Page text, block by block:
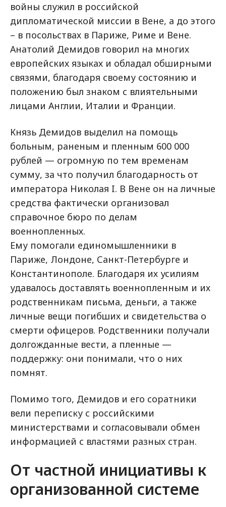
войны служил в российской
дипломатической миссии в Вене, а до этого
– в посольствах в Париже, Риме и Вене.
Анатолий Демидов говорил на многих
европейских языках и обладал обширными
связями, благодаря своему состоянию и
положению был знаком с влиятельными
лицами Англии, Италии и Франции.
Князь Демидов выделил на помощь
больным, раненым и пленным 600 000
рублей — огромную по тем временам
сумму, за что получил благодарность от
императора Николая I. В Вене он на личные
средства фактически организовал
справочное бюро по делам
военнопленных.
Ему помогали единомышленники в
Париже, Лондоне, Санкт-Петербурге и
Константинополе. Благодаря их усилиям
удавалось доставлять военнопленным и их
родственникам письма, деньги, а также
личные вещи погибших и свидетельства о
смерти офицеров. Родственники получали
долгожданные вести, а пленные —
поддержку: они понимали, что о них
помнят.
Помимо того, Демидов и его соратники
вели переписку с российскими
министерствами и согласовывали обмен
информацией с властями разных стран.
От частной инициативы к
организованной системе